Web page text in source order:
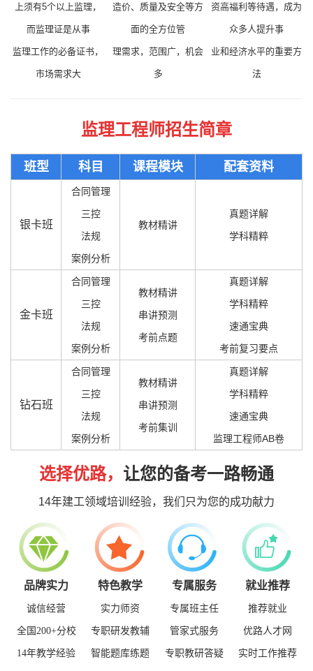
上须有5个以上监理，
而监理证是从事
监理工作的必备证书，
市场需求大
造价、质量及安全等方
面的全方位管
理需求，范围广，机会
多
资高福利等待遇，成为
众多人提升事
业和经济水平的重要方
法
监理工程师招生简章
班型 科目 课程模块 配套资料
银卡班
合同管理
三控
法规
案例分析
教材精讲
真题详解
学科精粹
金卡班
合同管理
三控
法规
案例分析
教材精讲
串讲预测
考前点题
真题详解
学科精粹
速通宝典
考前复习要点
钻石班
合同管理
三控
法规
案例分析
教材精讲
串讲预测
考前集训
真题详解
学科精粹
速通宝典
监理工程师AB卷
选择优路， 让您的备考一路畅通
14年建工领域培训经验，我们只为您的成功献力
品牌实力 特色教学 专属服务 就业推荐
诚信经营
全国200+分校
14年教学经验
实力师资
专职研发教辅
智能题库练题
专属班主任
管家式服务
专职教研答疑
推荐就业
优路人才网
实时工作推荐